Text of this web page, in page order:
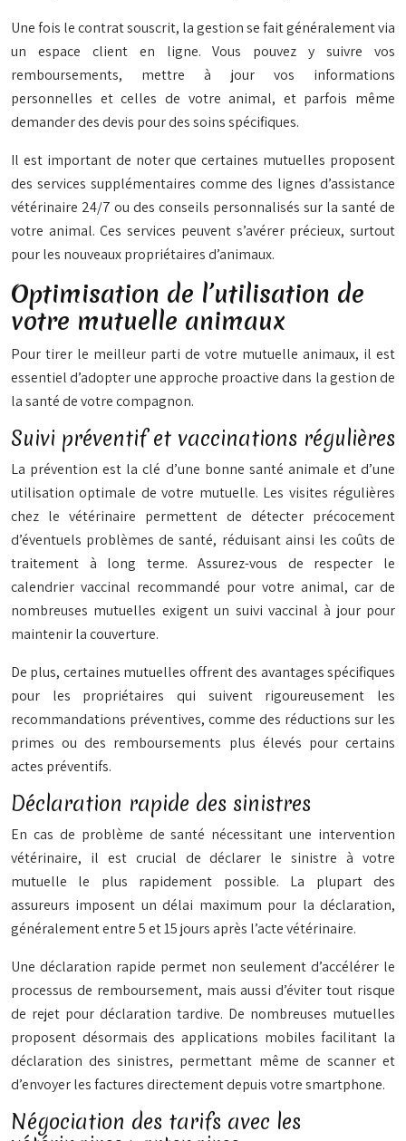
Une fois le contrat souscrit, la gestion se fait généralement via
un espace client en ligne.Vous pouvez y suivre vos
remboursements, mettre à jour vos informations
personnelles et celles de votre animal, et parfois même
demander des devis pour des soins spécifiques.
Il est important de noter que certaines mutuelles proposent
des services supplémentaires comme des lignes d’assistance
vétérinaire 24/7 ou des conseils personnalisés sur la santé de
votre animal. Ces services peuvent s’avérer précieux, surtout
pour les nouveaux propriétaires d’animaux.
Optimisation de l’utilisation de
votre mutuelle animaux
Pour tirer le meilleur parti de votre mutuelle animaux, il est
essentiel d’adopter une approche proactive dans la gestion de
la santé de votre compagnon.
Suivi préventif et vaccinations régulières
La prévention est la clé d’une bonne santé animale et d’une
utilisation optimale de votre mutuelle. Les visites régulières
chez le vétérinaire permettent de détecter précocement
d’éventuels problèmes de santé, réduisant ainsi les coûts de
traitement à long terme. Assurez-vous de respecter le
calendrier vaccinal recommandé pour votre animal, car de
nombreuses mutuelles exigent un suivi vaccinal à jour pour
maintenir la couverture.
De plus, certaines mutuelles offrent des avantages spécifiques
pour les propriétaires qui suivent rigoureusement les
recommandations préventives, comme des réductions sur les
primes ou des remboursements plus élevés pour certains
actes préventifs.
Déclaration rapide des sinistres
En cas de problème de santé nécessitant une intervention
vétérinaire, il est crucial de déclarer le sinistre à votre
mutuelle le plus rapidement possible. La plupart des
assureurs imposent un délai maximum pour la déclaration,
généralement entre 5 et 15 jours après l’acte vétérinaire.
Une déclaration rapide permet non seulement d’accélérer le
processus de remboursement, mais aussi d’éviter tout risque
de rejet pour déclaration tardive. De nombreuses mutuelles
proposent désormais des applications mobiles facilitant la
déclaration des sinistres, permettant même de scanner et
d’envoyer les factures directement depuis votre smartphone.
Négociation des tarifs avec les